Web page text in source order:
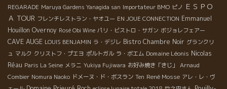
REGARADE Maruya Gardens Yanagida san Importateur BMO ピノ ＥＳＰＯ
Ａ TOUR フレンチレストラン・ヤオユー EN JOUE CONNECTION Emmanuel
Houillon Overnoy Rosé Obi Wine パリ・ビストロ・サガン ボジョレフェアー
CAVE AUGE LOUIS BENJAMIN ラ・デジレ Bistro Chambre Noir グランクリ
ュ マルク クリストフ・プエヨ ポルトガル ラ・ボエム Domaine Léonis Nicolas
Réau Paris La Seine メラニ Yukiya Fujiwara お好み焼き「きじ」
Arnaud
Combier Nomura Naoko ドメーヌ・ド・ボスラン Ten René Mosse アレ・レ・ヴ